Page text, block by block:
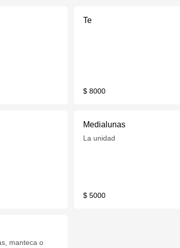
Te
$ 8000
Medialunas
La unidad
$ 5000
manteca o